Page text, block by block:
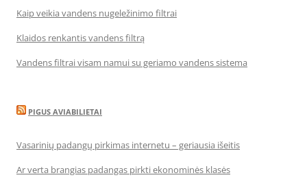
Kaip veikia vandens nugeležinimo filtrai
Klaidos renkantis vandens filtrą
Vandens filtrai visam namui su geriamo vandens sistema
PIGUS AVIABILIETAI
Vasarinių padangų pirkimas internetu – geriausia išeitis
Ar verta brangias padangas pirkti ekonominės klasės